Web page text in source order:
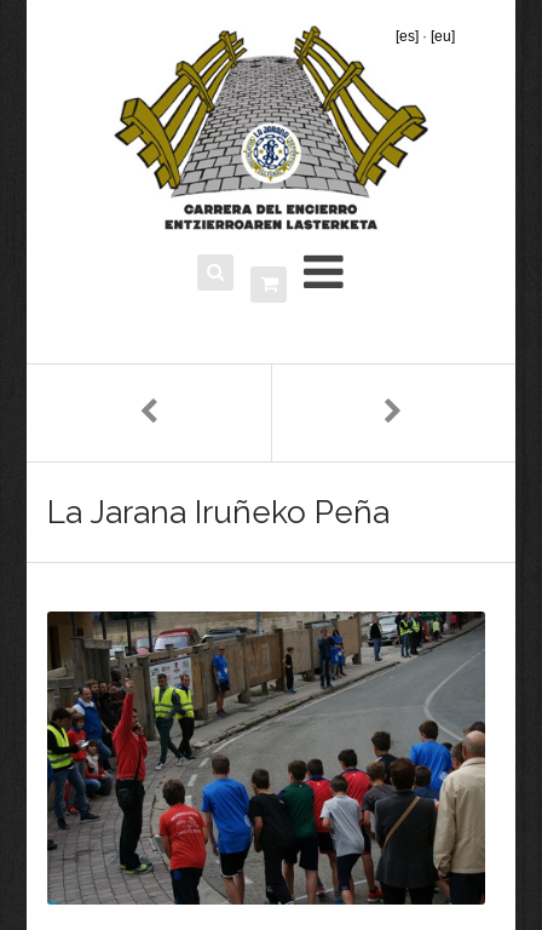
[es] · [eu]
La Jarana Iruñeko Peña